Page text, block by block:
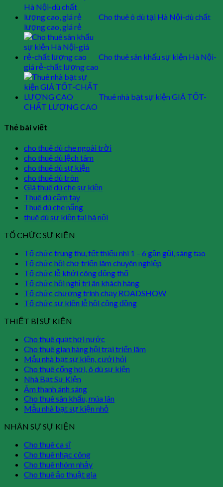
Cho thuê ô dù tại Hà Nội-dù chất
lượng cao, giá rẻ
Cho thuê sân khấu sự kiện Hà Nội-
giá rẻ-chất lượng cao
Thuê nhà bạt sự kiện GIÁ TỐT-
CHẤT LƯỢNG CAO
Thẻ bài viết
cho thuê dù che ngoài trời
cho thuê dù lệch tâm
cho thuê dù sự kiện
cho thuê dù tròn
Giá thuê dù che sự kiện
Thuê dù cầm tay
Thuê dù che nắng
thuê dù sự kiện tại hà nội
TỔ CHỨC SỰ KIỆN
Tổ chức trung thu, tết thiếu nhi 1 – 6 gần gũi, sáng tạo
Tổ chức hội chợ triển lãm chuyên nghiệp
Tổ chức lễ khởi công động thổ
Tổ chức hội nghị tri ân khách hàng
Tổ chức chương trình chạy ROADSHOW
Tổ chức sự kiện lễ hội cộng đồng
THIẾT BỊ SỰ KIỆN
Cho thuê quạt hơi nước
Cho thuê gian hàng hội trại triển lãm
Mẫu nhà bạt sự kiện, cưới hỏi
Cho thuê cổng hơi, ô dù sự kiện
Nhà Bạt Sự Kiện
Âm thanh ánh sáng
Cho thuê sân khấu, múa lân
Mẫu nhà bạt sự kiện nhỏ
NHÂN SỰ SỰ KIỆN
Cho thuê ca sĩ
Cho thuê nhạc công
Cho thuê nhóm nhảy
Cho thuê ảo thuật gia